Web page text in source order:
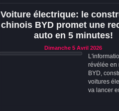
Voiture électrique: le
chinois BYD promet une
auto en 5 minutes!
Dimanche 5 Avril 2026
révélée en
BYD,
voitures
va lancer